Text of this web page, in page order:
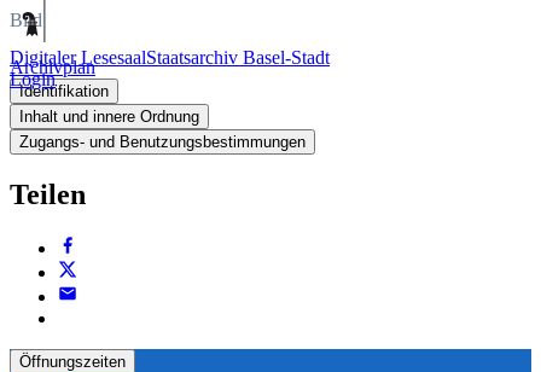
Digitaler LesesaalStaatsarchiv Basel-Stadt
Login
Bild
Archivplan
Identifikation
Inhalt und innere Ordnung
Zugangs- und Benutzungsbestimmungen
Teilen
Öffnungszeiten